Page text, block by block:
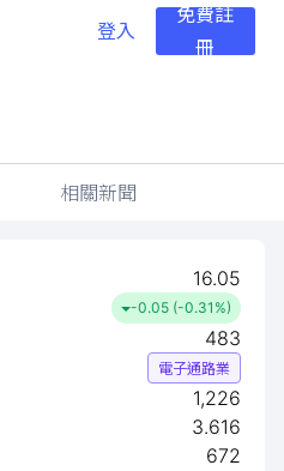
登入
免費註
冊
相關新聞
16.05
-0.05 (-0.31%)
483
電子通路業
1,226
3.616
672